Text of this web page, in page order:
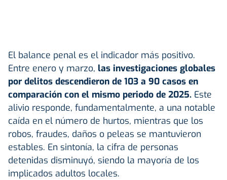
El balance penal es el indicador más positivo.
Entre enero y marzo, las investigaciones globales
por delitos descendieron de 103 a 90 casos en
comparación con el mismo periodo de 2025. Este
alivio responde, fundamentalmente, a una notable
caída en el número de hurtos, mientras que los
robos, fraudes, daños o peleas se mantuvieron
estables. En sintonía, la cifra de personas
detenidas disminuyó, siendo la mayoría de los
implicados adultos locales.